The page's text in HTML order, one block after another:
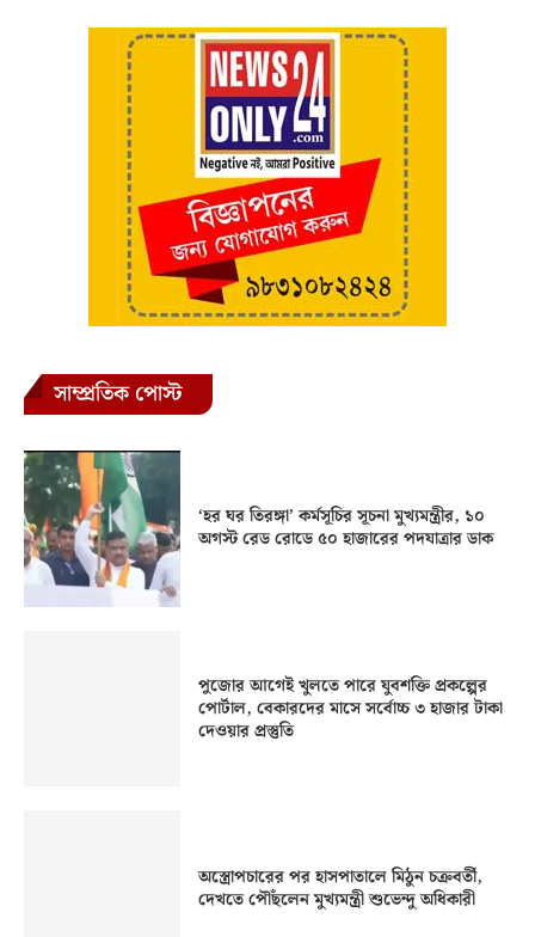
সাম্প্রতিক পোস্ট
‘হর ঘর তিরঙ্গা’ কর্মসূচির সূচনা মুখ্যমন্ত্রীর, ১০
অগস্ট রেড রোডে ৫০ হাজারের পদযাত্রার ডাক
পুজোর আগেই খুলতে পারে যুবশক্তি প্রকল্পের
পোর্টাল, বেকারদের মাসে সর্বোচ্চ ৩ হাজার টাকা
দেওয়ার প্রস্তুতি
অস্ত্রোপচারের পর হাসপাতালে মিঠুন চক্রবর্তী,
দেখতে পৌঁছলেন মুখ্যমন্ত্রী শুভেন্দু অধিকারী